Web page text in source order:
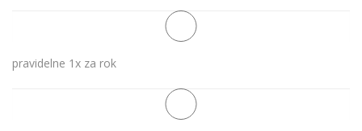
pravidelne 1x za rok